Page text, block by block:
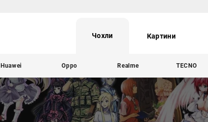
Чохли Картини
Huawei Oppo Realme TECNO